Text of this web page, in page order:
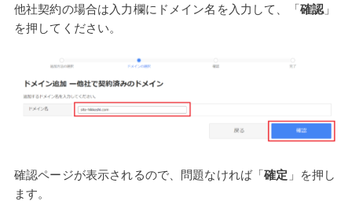
他社契約の場合は入力欄にドメイン名を入力して、「確認 」
を押してください。
確認ページが表示されるので、問題なければ「確定 」を押し
ます。